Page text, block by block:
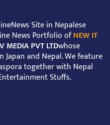
Site in Nepalese
News Portfolio ofNEW IT
MEDIA PVT LTDwhose
Japan and Nepal. We feature
together with Nepal
Stuffs.